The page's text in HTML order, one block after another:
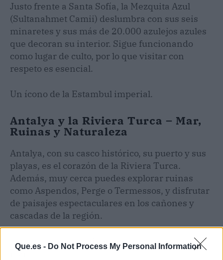
Que.es - Do Not Process My Personal Information
Justo frente a Santa Sofía, la Mezquita Azul
(Sultanahmet Camii) deslumbra con sus seis
minaretes y sus más de 20.000 azulejos azules
que decoran su interior. Sigue funcionando
como lugar de culto, por lo que visitar con
respeto es esencial.
Un ícono de la Estambul imperial.
Antalya y la Riviera Turca – Mar,
Ruinas y Naturaleza
Antalya, con su casco histórico, su puerto y sus
playas, es el corazón de la Riviera Turca.
Además, muy cerca puedes explorar ruinas
como Aspendos, Perge o Termessos, y disfrutar
de paisajes espectaculares en los cañones y
cascadas de la región.
Perfecta para combinarcultura
y relax junto al
mar.